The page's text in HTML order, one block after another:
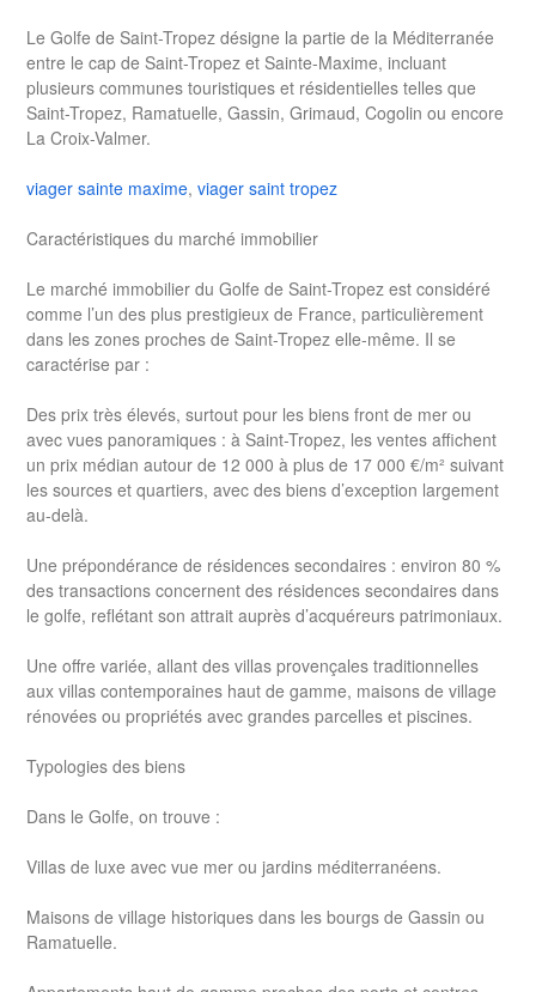
Le Golfe de Saint-Tropez désigne la partie de la Méditerranée
entre le cap de Saint-Tropez et Sainte-Maxime, incluant
plusieurs communes touristiques et résidentielles telles que
Saint-Tropez, Ramatuelle, Gassin, Grimaud, Cogolin ou encore
La Croix-Valmer.
viager sainte maxime,viager saint tropez
Caractéristiques du marché immobilier
Le marché immobilier du Golfe de Saint-Tropez est considéré
comme l’un des plus prestigieux de France, particulièrement
dans les zones proches de Saint-Tropez elle-même. Il se
caractérise par :
Des prix très élevés, surtout pour les biens front de mer ou
avec vues panoramiques : à Saint-Tropez, les ventes affichent
un prix médian autour de 12 000 à plus de 17 000 €/m² suivant
les sources et quartiers, avec des biens d’exception largement
au-delà.
Une prépondérance de résidences secondaires : environ 80 %
des transactions concernent des résidences secondaires dans
le golfe, reflétant son attrait auprès d’acquéreurs patrimoniaux.
Une offre variée, allant des villas provençales traditionnelles
aux villas contemporaines haut de gamme, maisons de village
rénovées ou propriétés avec grandes parcelles et piscines.
Typologies des biens
Dans le Golfe, on trouve :
Villas de luxe avec vue mer ou jardins méditerranéens.
Maisons de village historiques dans les bourgs de Gassin ou
Ramatuelle.